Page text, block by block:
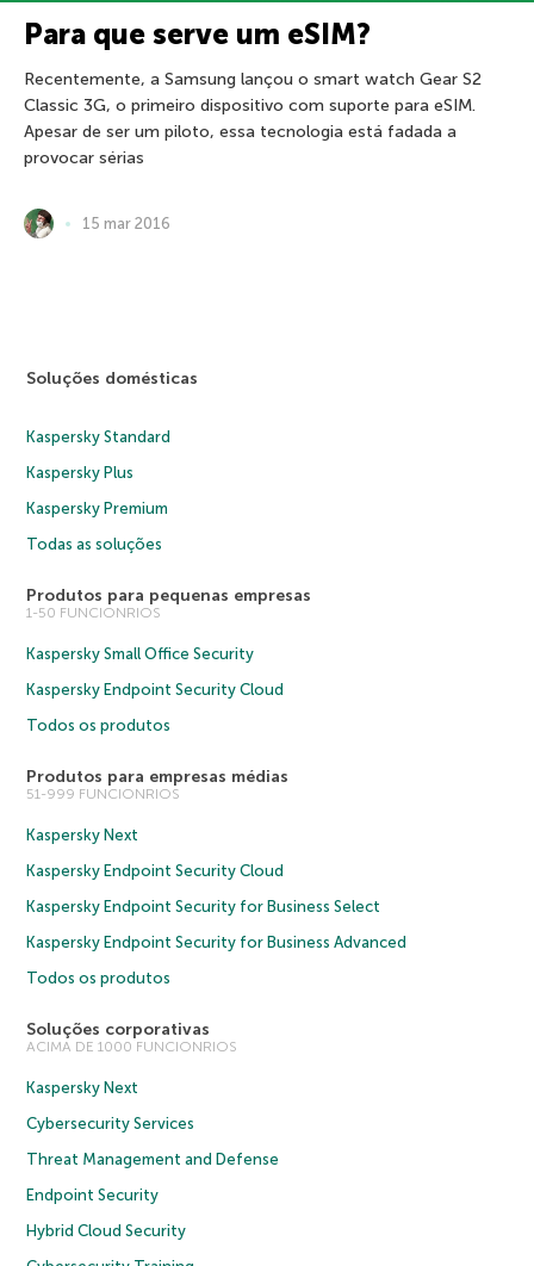
Para que serve um eSIM?
Recentemente, a Samsung lançou o smart watch Gear S2
Classic 3G, o primeiro dispositivo com suporte para eSIM.
Apesar de ser um piloto, essa tecnologia está fadada a
provocar sérias
15 mar 2016
Soluções domésticas
Kaspersky Standard
Kaspersky Plus
Kaspersky Premium
Todas as soluções
Produtos para pequenas empresas
1-50 FUNCIONRIOS
Kaspersky Small Office Security
Kaspersky Endpoint Security Cloud
Todos os produtos
Produtos para empresas médias
51-999 FUNCIONRIOS
Kaspersky Next
Kaspersky Endpoint Security Cloud
Kaspersky Endpoint Security for Business Select
Kaspersky Endpoint Security for Business Advanced
Todos os produtos
Soluções corporativas
ACIMA DE 1000 FUNCIONRIOS
Kaspersky Next
Cybersecurity Services
Threat Management and Defense
Endpoint Security
Hybrid Cloud Security